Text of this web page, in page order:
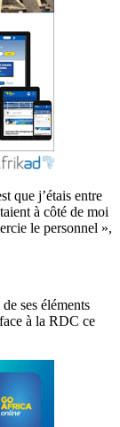
que j’étais entre
à côté de moi
le personnel »,
ses éléments
à la RDC ce